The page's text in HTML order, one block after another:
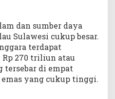
dan sumber daya
Sulawesi cukup besar.
terdapat
Rp 270 triliun atau
tersebar di empat
yang cukup tinggi.